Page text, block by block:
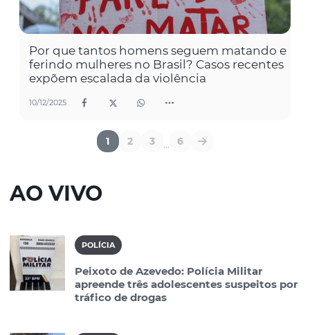
Por que tantos homens seguem matando e
ferindo mulheres no Brasil? Casos recentes
expõem escalada da violência
10/12/2025
1 2 3 ... 6
AO VIVO
POLÍCIA
Peixoto de Azevedo: Polícia Militar
apreende três adolescentes suspeitos por
tráfico de drogas